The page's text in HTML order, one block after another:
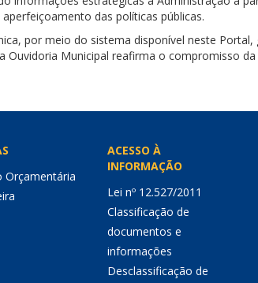
das políticas públicas.
por meio do sistema disponível neste
Municipal reafirma o compromisso
Orçamentária
ACESSO À
INFORMAÇÃO
Lei nº 12.527/2011
Classificação de
documentos e
informações
Desclassificação de